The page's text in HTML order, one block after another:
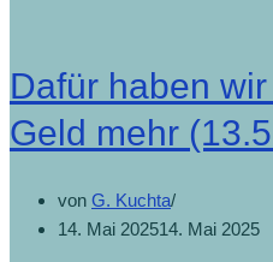
Dafür haben
Geld mehr
von G. Kuchta
14. Mai 202514. Mai 2025